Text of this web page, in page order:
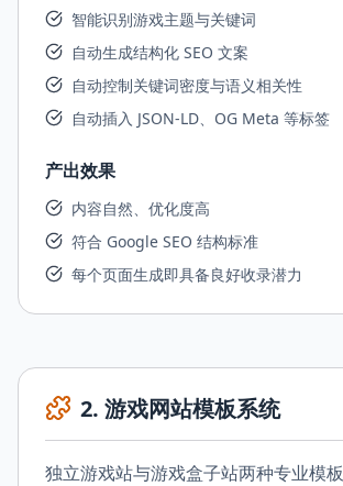
智能识别游戏主题与关键词
自动生成结构化 SEO 文案
自动控制关键词密度与语义相关性
自动插入 JSON-LD、OG Meta 等标签
产出效果
内容自然、优化度高
符合 Google SEO 结构标准
每个页面生成即具备良好收录潜力
2. 游戏网站模板系统
独立游戏站与游戏盒子站两种专业模板